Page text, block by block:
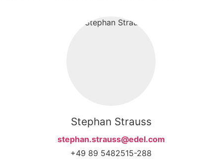
Stephan Strauss
stephan.strauss@edel.com
+49 89 5482515-288